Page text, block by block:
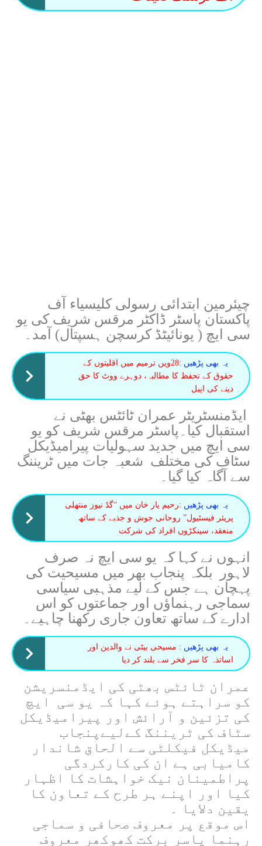
چیئرمین ابتدائی رسولی کلیسیاء آف
پاکستان پاسٹر ڈاکٹر مرقس شریف کی یو
سی ایچ ( یونائیٹڈ کرسچن ہسپتال) آمد۔
یہ بھی پڑھیں :
28ویں ترمیم میں اقلیتوں کے
حقوق کے تحفظ کا مطالبہ، دوہرے ووٹ کا حق
دینے کی اپیل
ایڈمنسٹریٹر عمران ٹائٹس بھٹی نے
استقبال کیا۔پاسٹر مرقس شریف کو یو
سی ایچ میں جدید سہولیات پیرامیڈیکل
سٹاف کی مختلف شعبہ جات میں ٹریننگ
سے آگاہ کیا گیا۔
یہ بھی پڑھیں :رحیم یار خان میں “گڈ نیوز منتھلی
پریئر فیسٹیول” روحانی جوش و جذبے کے ساتھ
منعقد، سینکڑوں افراد کی شرکت
انہوں نے کہا کہ یو سی ایچ نہ صرف
لاہور بلکہ پنجاب بھر میں مسیحیت کی
پہچان ہے جس کے لیے مذہبی سیاسی
سماجی رہنماؤں اور جماعتوں کو اس
ادارے کے ساتھ تعاون جاری رکھنا چاہیے۔
یہ بھی پڑھیں : مسیحی بیٹی نے والدین اور
اساتذہ کا سر فخر سے بلند کر دیا
عمران ٹائٹس بھٹی کی ایڈمنسریشن
کو سراہتے ہوئے کہا کہ یو سی ایچ
کی تزئین و آرائش اور پیرامیڈیکل
سٹاف کی ٹریننگ کےلیےپنجاب
میڈیکل فیکلٹی سے الحاق شاندار
کامیابی ہے ان کی کارکردگی
پراطمینان نیک خواہشات کا اظہار
کیا اور اپنے ہر طرح کے تعاون کا
یقین دلایا ۔
اس موقع پر معروف صحافی و سماجی
رہنما یاسر برکت کھوکھر معروف